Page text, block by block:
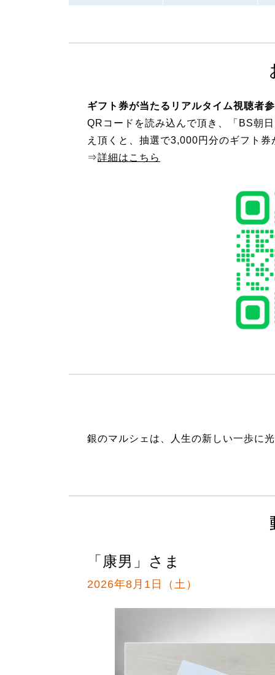
ギフト券が当たるリアルタイム視聴者
QRコードを読み込んで頂き、「BS朝
え頂くと、抽選で3,000円分のギフト
⇒詳細はこちら
銀のマルシェは、人生の新しい一歩に
「康男」さま
2026年8月1日（土）